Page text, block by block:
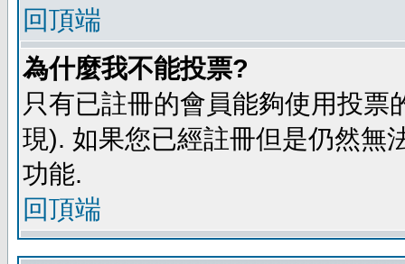
回頂端
為什麼我不能投票?
只有已註冊的會員能夠使用投
現). 如果您已經註冊但是仍然無
功能.
回頂端